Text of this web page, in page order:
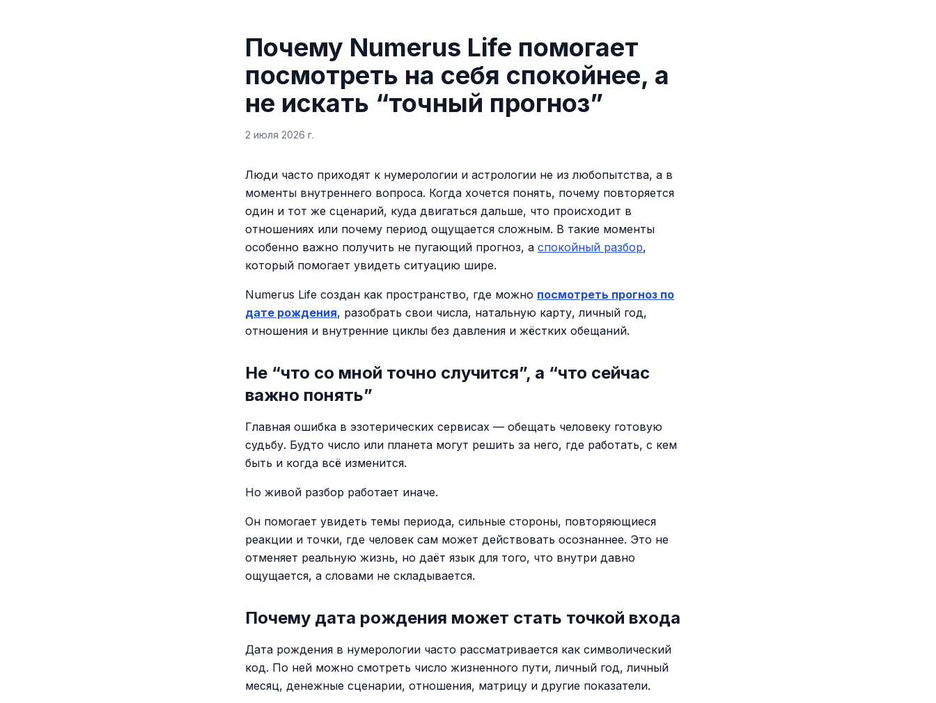
Почему Numerus Life помогает
посмотреть на себя спокойнее, а
не искать “точный прогноз”
2 июля 2026 г.
Люди часто приходят к нумерологии и астрологии не из любопытства, а в
моменты внутреннего вопроса. Когда хочется понять, почему повторяется
один и тот же сценарий, куда двигаться дальше, что происходит в
отношениях или почему период ощущается сложным. В такие моменты
особенно важно получить не пугающий прогноз, а спокойный разбор,
который помогает увидеть ситуацию шире.
Numerus Life создан как пространство, где можно посмотреть прогноз по
дате рождения, разобрать свои числа, натальную карту, личный год,
отношения и внутренние циклы без давления и жёстких обещаний.
Не “что со мной точно случится”, а “что сейчас
важно понять”
Главная ошибка в эзотерических сервисах — обещать человеку готовую
судьбу. Будто число или планета могут решить за него, где работать, с кем
быть и когда всё изменится.
Но живой разбор работает иначе.
Он помогает увидеть темы периода, сильные стороны, повторяющиеся
реакции и точки, где человек сам может действовать осознаннее. Это не
отменяет реальную жизнь, но даёт язык для того, что внутри давно
ощущается, а словами не складывается.
Почему дата рождения может стать точкой входа
Дата рождения в нумерологии часто рассматривается как символический
код. По ней можно смотреть число жизненного пути, личный год, личный
месяц, денежные сценарии, отношения, матрицу и другие показатели.